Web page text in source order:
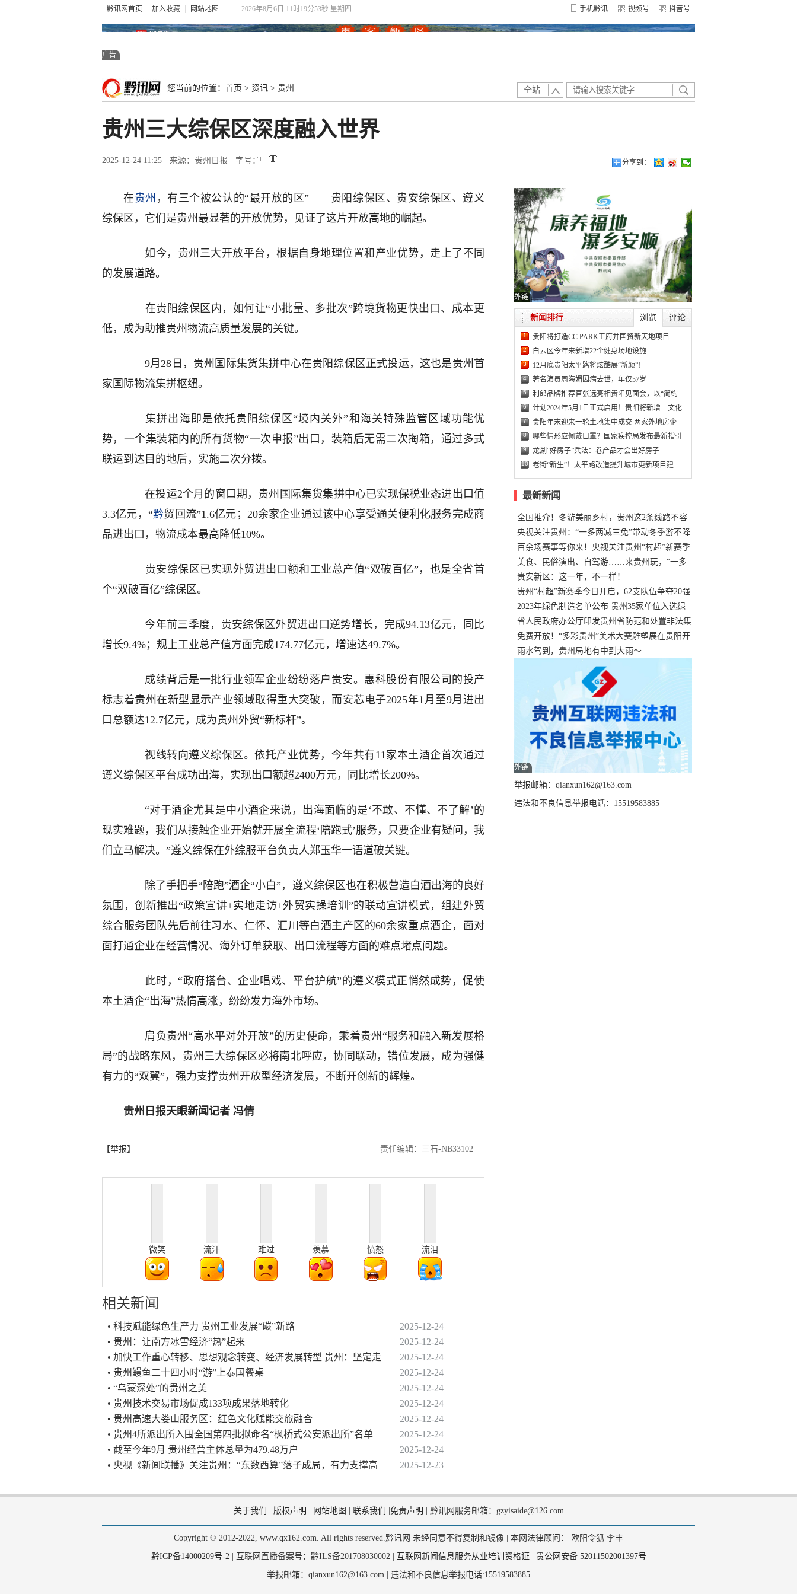
黔讯网首页 加入收藏 网站地图 2026年8月6日 11时19分54秒 星期四 手机黔讯 视频号 抖音号
广告
您当前的位置： 首页 > 资讯 > 贵州 全站
贵州三大综保区深度融入世界
2025-12-24 11:25 来源：贵州日报 字号： 分享到：
在贵州 ，有三个被公认的“最开放的区”——贵阳综保区、贵安综保区、遵义
综保区，它们是贵州最显著的开放优势，见证了这片开放高地的崛起。
如今，贵州三大开放平台，根据自身地理位置和产业优势，走上了不同
的发展道路。
在贵阳综保区内，如何让“小批量、多批次”跨境货物更快出口、成本更
低，成为助推贵州物流高质量发展的关键。
9月28日，贵州国际集货集拼中心在贵阳综保区正式投运，这也是贵州首
家国际物流集拼枢纽。
集拼出海即是依托贵阳综保区“境内关外”和海关特殊监管区域功能优
势，一个集装箱内的所有货物“一次申报”出口，装箱后无需二次掏箱，通过多式
联运到达目的地后，实施二次分拨。
在投运2个月的窗口期，贵州国际集货集拼中心已实现保税业态进出口值
3.3亿元，“黔贸回流”1.6亿元；20余家企业通过该中心享受通关便利化服务完成商
品进出口，物流成本最高降低10%。
贵安综保区已实现外贸进出口额和工业总产值“双破百亿”，也是全省首
个“双破百亿”综保区。
今年前三季度，贵安综保区外贸进出口逆势增长，完成94.13亿元，同比
增长9.4%；规上工业总产值方面完成174.77亿元，增速达49.7%。
成绩背后是一批行业领军企业纷纷落户贵安。惠科股份有限公司的投产
标志着贵州在新型显示产业领域取得重大突破，而安芯电子2025年1月至9月进出
口总额达12.7亿元，成为贵州外贸“新标杆”。
视线转向遵义综保区。依托产业优势，今年共有11家本土酒企首次通过
遵义综保区平台成功出海，实现出口额超2400万元，同比增长200%。
“对于酒企尤其是中小酒企来说，出海面临的是‘不敢、不懂、不了解’的
现实难题，我们从接触企业开始就开展全流程‘陪跑式’服务，只要企业有疑问，我
们立马解决。”遵义综保在外综服平台负责人郑玉华一语道破关键。
除了手把手“陪跑”酒企“小白”，遵义综保区也在积极营造白酒出海的良好
氛围，创新推出“政策宣讲+实地走访+外贸实操培训”的联动宣讲模式，组建外贸
综合服务团队先后前往习水、仁怀、汇川等白酒主产区的60余家重点酒企，面对
面打通企业在经营情况、海外订单获取、出口流程等方面的难点堵点问题。
此时，“政府搭台、企业唱戏、平台护航”的遵义模式正悄然成势，促使
本土酒企“出海”热情高涨，纷纷发力海外市场。
肩负贵州“高水平对外开放”的历史使命，乘着贵州“服务和融入新发展格
局”的战略东风，贵州三大综保区必将南北呼应，协同联动，错位发展，成为强健
有力的“双翼”，强力支撑贵州开放型经济发展，不断开创新的辉煌。
贵州日报天眼新闻记者 冯倩
【举报】 责任编辑：三石-NB33102
微笑 流汗 难过 羡慕 愤怒 流泪
相关新闻
• 科技赋能绿色生产力 贵州工业发展“碳”新路
2025-12-24
• 贵州：让南方冰雪经济“热”起来
2025-12-24
• 加快工作重心转移、思想观念转变、经济发展转型 贵州：坚定走
2025-12-24
• 贵州鳗鱼二十四小时“游”上泰国餐桌
2025-12-24
• “乌蒙深处”的贵州之美
2025-12-24
• 贵州技术交易市场促成133项成果落地转化
2025-12-24
• 贵州高速大娄山服务区：红色文化赋能交旅融合
2025-12-24
• 贵州4所派出所入围全国第四批拟命名“枫桥式公安派出所”名单
2025-12-24
• 截至今年9月 贵州经营主体总量为479.48万户
2025-12-24
• 央视《新闻联播》关注贵州：“东数西算”落子成局，有力支撑高
2025-12-23
外链
浏览 评论
新闻排行
1 贵阳将打造CC PARK王府井国贸新天地项目
2 白云区今年来新增22个健身场地设施
3 12月底贵阳太平路将炫酷展“新颜”！
4 著名演员周海媚因病去世，年仅57岁
5 利郎品牌推荐官张远亮相贵阳见面会，以“简约
6 计划2024年5月1日正式启用！贵阳将新增一文化
7 贵阳年末迎来一轮土地集中成交 两家外地房企
8 哪些情形应佩戴口罩？国家疾控局发布最新指引
9 龙湖“好房子”兵法：卷产品才会出好房子
10 老街“新生”！太平路改造提升城市更新项目建
最新新闻
全国推介！冬游美丽乡村，贵州这2条线路不容
错过
央视关注贵州：“一多两减三免”带动冬季游不降
温
百余场赛事等你来！央视关注贵州“村超”新赛季
正式“打响”
美食、民俗演出、自驾游……来贵州玩，“一多
两减三免”！
贵安新区：这一年，不一样！
贵州“村超”新赛季今日开启，62支队伍争夺20强
名额
2023年绿色制造名单公布 贵州35家单位入选绿
色工厂
省人民政府办公厅印发贵州省防范和处置非法集
资工作实施细则
免费开放！“多彩贵州”美术大赛雕塑展在贵阳开
展，持续至1月19日
雨水驾到，贵州局地有中到大雨～
外链
举报邮箱：qianxun162@163.com
违法和不良信息举报电话：15519583885
关于我们 版权声明 网站地图 联系我们 免责声明 黔讯网服务邮箱：gzyisaide@126.com
Copyright © 2012-2022, www.qx162.com. All rights reserved.黔讯网 未经同意不得复制和镜像 | 本网法律顾问： 欧阳令狐 李丰
黔ICP备14000209号-2| 互联网直播备案号：黔ILS备201708030002 | 互联网新闻信息服务从业培训资格证 贵公网安备 52011502001397号
举报邮箱：qianxun162@163.com | 违法和不良信息举报电话:15519583885